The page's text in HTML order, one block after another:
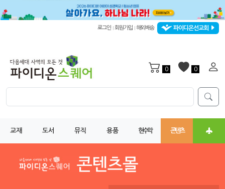
로그인 회원가입 해외배송 파이디온선교회
0 0
교재 도서 뮤직 용품 현수막 콘텐츠